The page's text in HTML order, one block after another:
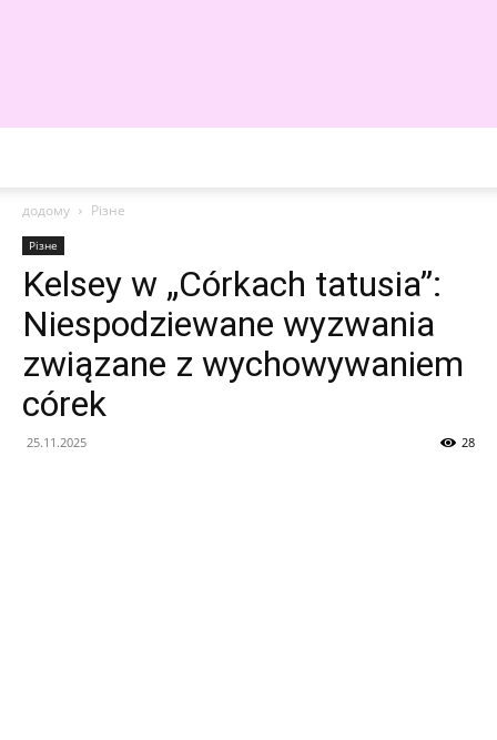
додому
Різне
Різне
Kelsey w „Córkach tatusia”:
Niespodziewane wyzwania
związane z wychowywaniem
córek
25.11.2025 28